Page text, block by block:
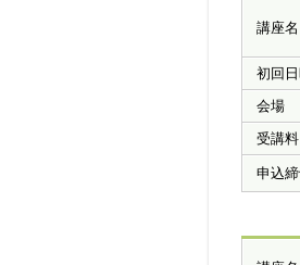
講座名
初回
会場
受講料
申込